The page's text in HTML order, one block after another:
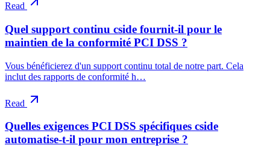
Read
Quel support continu cside fournit-il pour le
maintien de la conformité PCI DSS ?
Vous bénéficierez d'un support continu total de notre part. Cela
inclut des rapports de conformité h…
Read
Quelles exigences PCI DSS spécifiques cside
automatise-t-il pour mon entreprise ?